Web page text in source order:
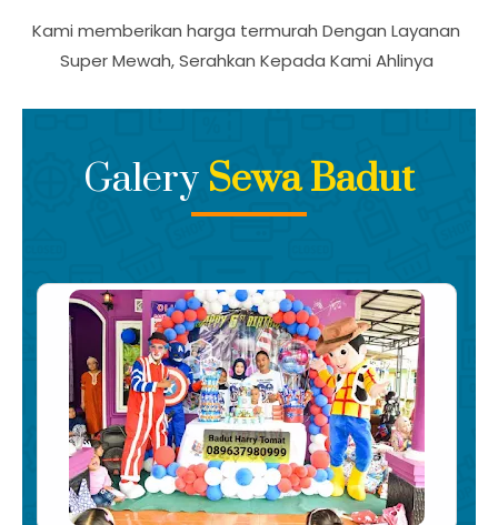
Kami memberikan harga termurah Dengan Layanan
Super Mewah, Serahkan Kepada Kami Ahlinya
Galery Sewa Badut